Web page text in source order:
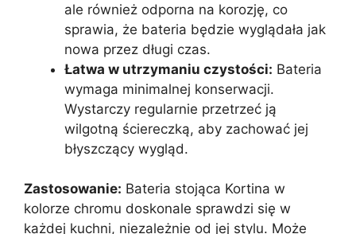
ale również odporna na korozję, co
sprawia, że bateria będzie wyglądała jak
nowa przez długi czas.
Łatwa w utrzymaniu czystości: Bateria
wymaga minimalnej konserwacji.
Wystarczy regularnie przetrzeć ją
wilgotną ściereczką, aby zachować jej
błyszczący wygląd.
Zastosowanie: Bateria stojąca Kortina w
kolorze chromu doskonale sprawdzi się w
każdej kuchni, niezależnie od jej stylu. Może